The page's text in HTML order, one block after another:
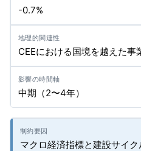
-0.7%
CEEにおける国境を越えた事
中期（2〜4年）
マクロ経済指標と建設サイ